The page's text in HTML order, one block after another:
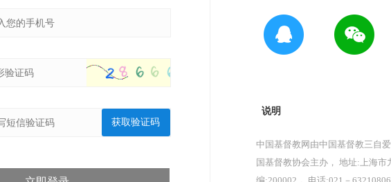
获取验证码
说明
中国基督教网由中国基督教三自
国基督教协会主办， 地址:上海市